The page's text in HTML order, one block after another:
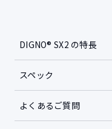
DIGNO® SX2 の特長
スペック
よくあるご質問